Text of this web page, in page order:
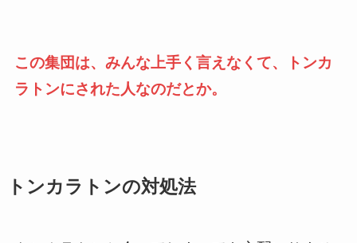
この集団は、みんな上手く言えなくて、トンカ
ラトンにされた人なのだとか。
トンカラトンの対処法